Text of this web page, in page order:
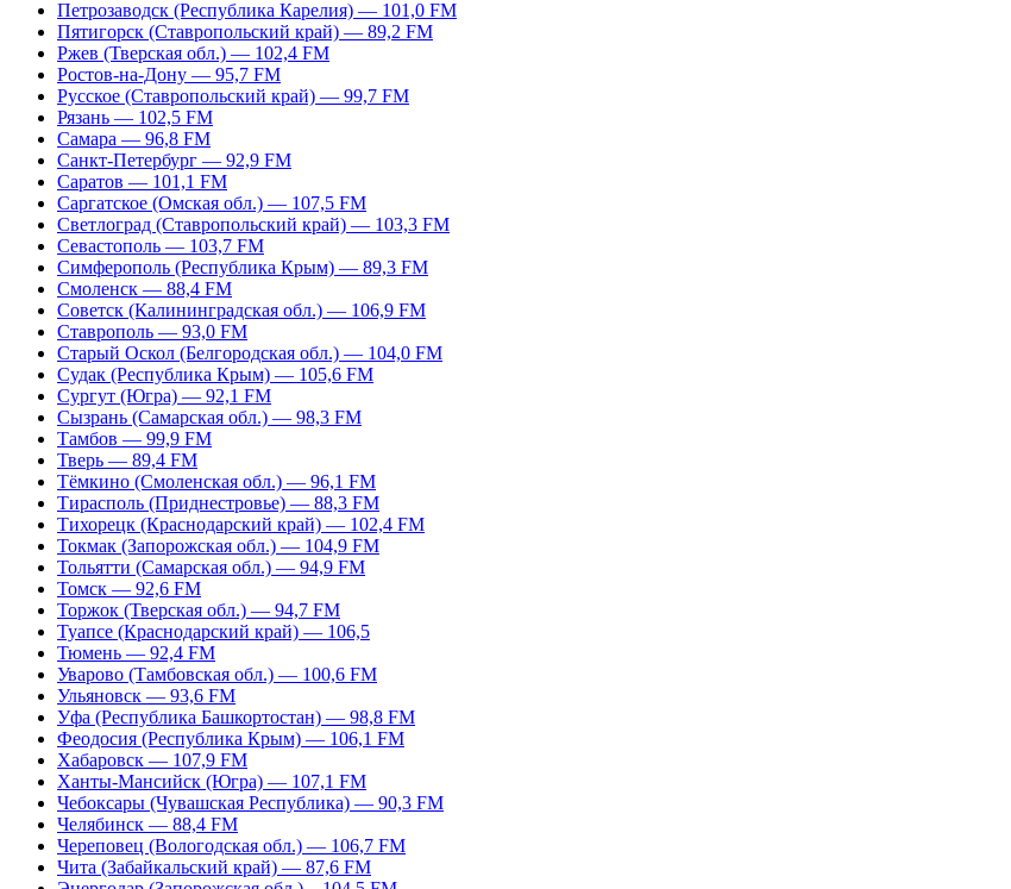
Петрозаводск (Республика Карелия) — 101,0 FM
Пятигорск (Ставропольский край) — 89,2 FM
Ржев (Тверская обл.) — 102,4 FM
Ростов-на-Дону — 95,7 FM
Русское (Ставропольский край) — 99,7 FM
Рязань — 102,5 FM
Самара — 96,8 FM
Санкт-Петербург — 92,9 FM
Саратов — 101,1 FM
Саргатское (Омская обл.) — 107,5 FM
Светлоград (Ставропольский край) — 103,3 FM
Севастополь — 103,7 FM
Симферополь (Республика Крым) — 89,3 FM
Смоленск — 88,4 FM
Советск (Калининградская обл.) — 106,9 FM
Ставрополь — 93,0 FM
Старый Оскол (Белгородская обл.) — 104,0 FM
Судак (Республика Крым) — 105,6 FM
Сургут (Югра) — 92,1 FM
Сызрань (Самарская обл.) — 98,3 FM
Тамбов — 99,9 FM
Тверь — 89,4 FM
Тёмкино (Смоленская обл.) — 96,1 FM
Тирасполь (Приднестровье) — 88,3 FM
Тихорецк (Краснодарский край) — 102,4 FM
Токмак (Запорожская обл.) — 104,9 FM
Тольятти (Самарская обл.) — 94,9 FM
Томск — 92,6 FM
Торжок (Тверская обл.) — 94,7 FM
Туапсе (Краснодарский край) — 106,5
Тюмень — 92,4 FM
Уварово (Тамбовская обл.) — 100,6 FM
Ульяновск — 93,6 FM
Уфа (Республика Башкортостан) — 98,8 FM
Феодосия (Республика Крым) — 106,1 FM
Хабаровск — 107,9 FM
Ханты-Мансийск (Югра) — 107,1 FM
Чебоксары (Чувашская Республика) — 90,3 FM
Челябинск — 88,4 FM
Череповец (Вологодская обл.) — 106,7 FM
Чита (Забайкальский край) — 87,6 FM